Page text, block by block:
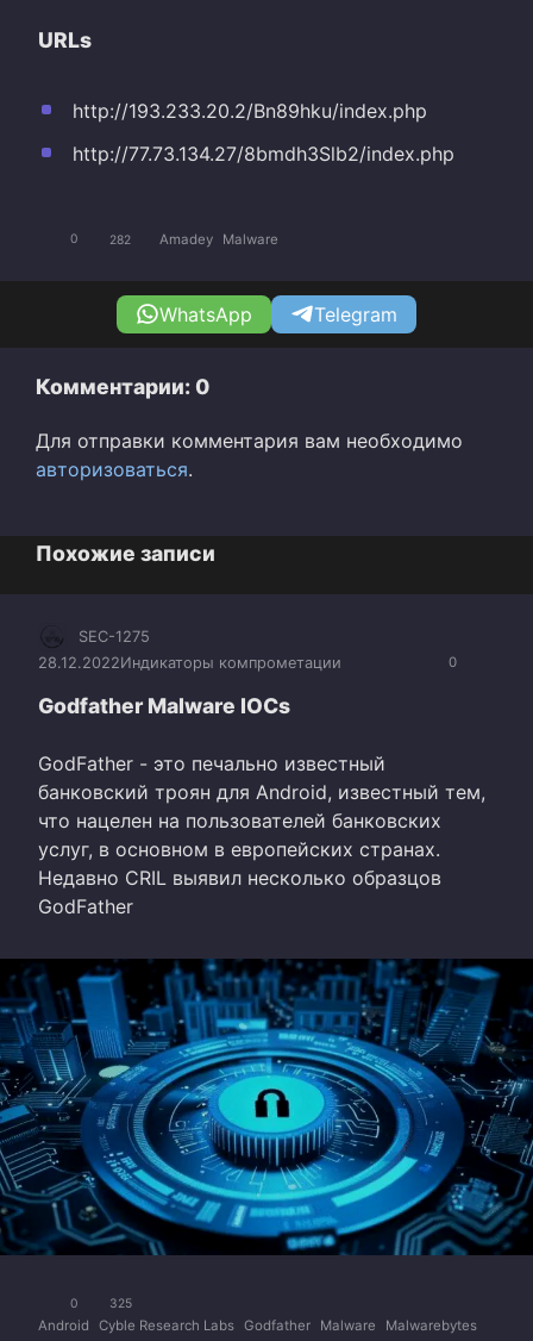
URLs
http://193.233.20.2/Bn89hku/index.php
http://77.73.134.27/8bmdh3Slb2/index.php
0 282 Amadey Malware
WhatsApp Telegram
Комментарии: 0
Для отправки комментария вам необходимо
авторизоваться.
Похожие записи
0
SEC-1275
28.12.2022Индикаторы компрометации
Godfather Malware IOCs
GodFather - это печально известный
банковский троян для Android, известный тем,
что нацелен на пользователей банковских
услуг, в основном в европейских странах.
Недавно CRIL выявил несколько образцов
GodFather
0 325
Android Cyble Research Labs Godfather Malware Malwarebytes